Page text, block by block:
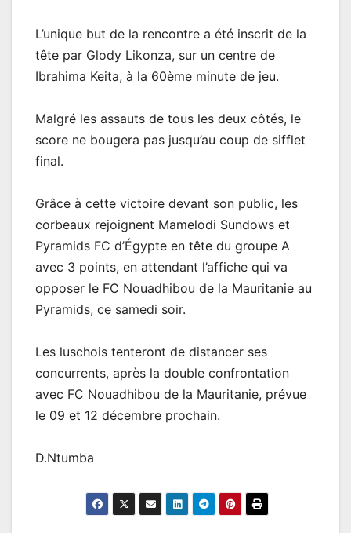
L’unique but de la rencontre a été inscrit de la
tête par Glody Likonza, sur un centre de
Ibrahima Keita, à la 60ème minute de jeu.
Malgré les assauts de tous les deux côtés, le
score ne bougera pas jusqu’au coup de sifflet
final.
Grâce à cette victoire devant son public, les
corbeaux rejoignent Mamelodi Sundows et
Pyramids FC d’Égypte en tête du groupe A
avec 3 points, en attendant l’affiche qui va
opposer le FC Nouadhibou de la Mauritanie au
Pyramids, ce samedi soir.
Les luschois tenteront de distancer ses
concurrents, après la double confrontation
avec FC Nouadhibou de la Mauritanie, prévue
le 09 et 12 décembre prochain.
D.Ntumba